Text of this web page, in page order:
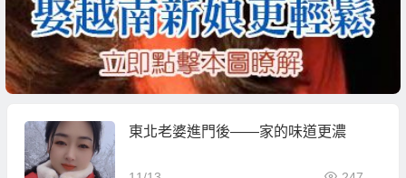
東北老婆進門後——家的味道更濃